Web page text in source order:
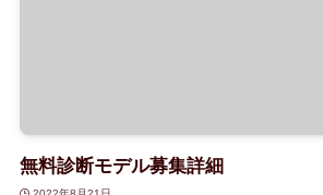
無料診断モデル募集詳細